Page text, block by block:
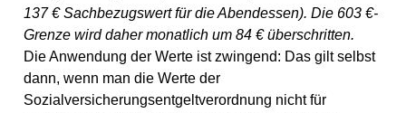
137 € Sachbezugswert für die Abendessen). Die 603 €-
Grenze wird daher monatlich um 84 € überschritten.
Die Anwendung der Werte ist zwingend: Das gilt selbst
dann, wenn man die Werte der
Sozialversicherungsentgeltverordnung nicht für